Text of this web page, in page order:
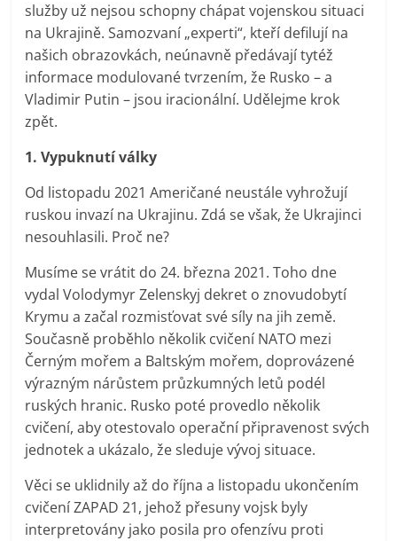
služby už nejsou schopny chápat vojenskou situaci
na Ukrajině. Samozvaní „experti“, kteří defilují na
našich obrazovkách, neúnavně předávají tytéž
informace modulované tvrzením, že Rusko – a
Vladimir Putin – jsou iracionální. Udělejme krok
zpět.
1. Vypuknutí války
Od listopadu 2021 Američané neustále vyhrožují
ruskou invazí na Ukrajinu. Zdá se však, že Ukrajinci
nesouhlasili. Proč ne?
Musíme se vrátit do 24. března 2021. Toho dne
vydal Volodymyr Zelenskyj dekret o znovudobytí
Krymu a začal rozmisťovat své síly na jih země.
Současně proběhlo několik cvičení NATO mezi
Černým mořem a Baltským mořem, doprovázené
výrazným nárůstem průzkumných letů podél
ruských hranic. Rusko poté provedlo několik
cvičení, aby otestovalo operační připravenost svých
jednotek a ukázalo, že sleduje vývoj situace.
Věci se uklidnily až do října a listopadu ukončením
cvičení ZAPAD 21, jehož přesuny vojsk byly
interpretovány jako posila pro ofenzívu proti